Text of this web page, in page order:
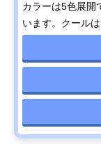
カラーは5色展開
います。クール